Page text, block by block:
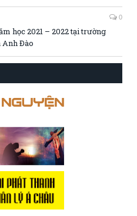
0
học 2021 – 2022 tại trường
Anh Đào